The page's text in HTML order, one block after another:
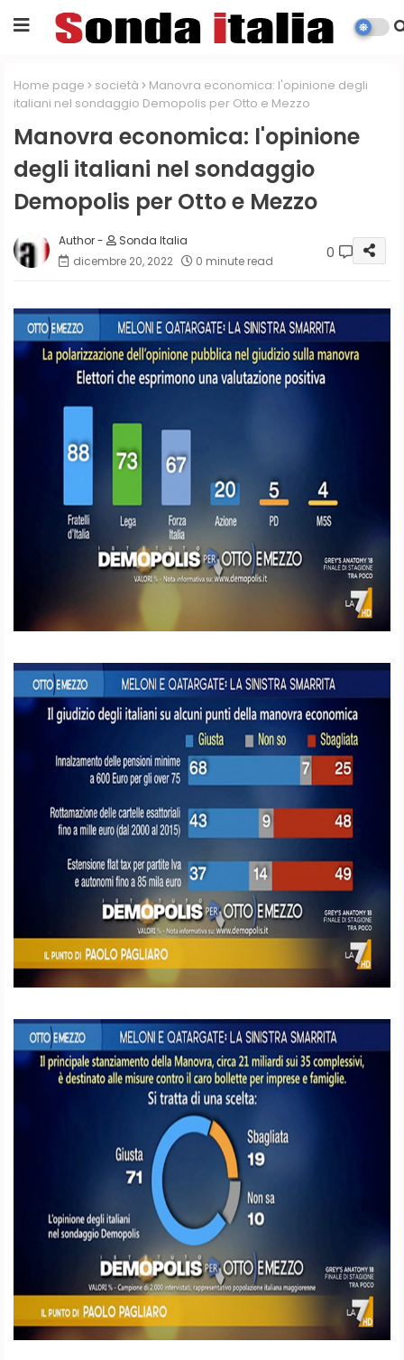
Home page società
Manovra economica: l'opinione degli
italiani nel sondaggio Demopolis per Otto e Mezzo
Manovra economica: l'opinione
degli italiani nel sondaggio
Demopolis per Otto e Mezzo
Sonda Italia
dicembre 20, 2022
0 minute read 0